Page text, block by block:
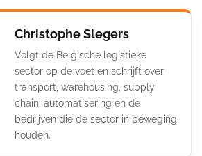
Christophe Slegers
Volgt de Belgische logistieke
sector op de voet en schrijft over
transport, warehousing, supply
chain, automatisering en de
bedrijven die de sector in beweging
houden.